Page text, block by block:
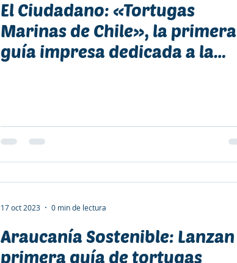
El Ciudadano: «Tortugas
Marinas de Chile», la primera
guía impresa dedicada a la
Araucanía Sostenible: Lanzan
primera guía de tortugas
17 oct 2023 0 min de lectura